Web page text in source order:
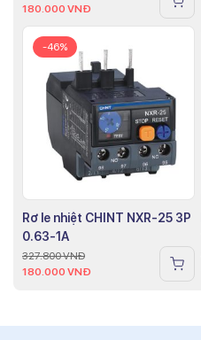
180.000 VNĐ
-46%
Rơ le nhiệt CHINT NXR-25 3P
0.63-1A
327.800VNĐ
180.000 VNĐ